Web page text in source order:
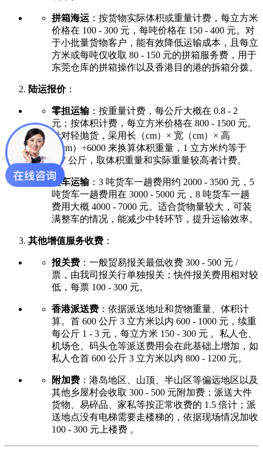
拼箱海运 ：按货物实际体积或重量计费，每立方米
价格在 100 - 300 元，每吨价格在 150 - 400 元。对
于小批量货物客户，能有效降低运输成本，且每立
方米或每吨仅收取 80 - 150 元的拼箱服务费，用于
东莞仓库的拼箱操作以及香港目的港的拆箱分拨。
陆运报价：
零担运输：按重量计费，每公斤大概在 0.8 - 2
元；按体积计费，每立方米价格在 800 - 1500 元。
针对轻抛货，采用长（cm）× 宽（cm）× 高
（cm）÷6000 来换算体积重量，1 立方米约等于
167 公斤，取体积重量和实际重量较高者计费。
整车运输：3 吨货车一趟费用约 2000 - 3500 元，5
吨货车一趟费用在 3000 - 5000 元，8 吨货车一趟
费用大概 4000 - 7000 元。适合货物量较大，可装
满整车的情况，能减少中转环节，提升运输效率。
其他增值服务收费 ：
报关费 ：一般贸易报关最低收费 300 - 500 元 /
票，由我司报关行单独报关；快件报关费用相对较
低，每票 100 - 300 元。
香港派送费 ：依据派送地址和货物重量、体积计
算。首 600 公斤 3 立方米以内 600 - 1000 元，续重
每公斤 1 - 3 元，每立方米 150 - 300 元 。私人仓、
机场仓、码头仓等派送费用会在此基础上增加，如
私人仓首 600 公斤 3 立方米以内 800 - 1200 元。
附加费 ：港岛地区、山顶、半山区等偏远地区以及
其他乡屋村会收取 300 - 500 元附加费；派送大件
货物、易碎品、家私等按正常收费的 1.5 倍计；派
送地点没有电梯需要走楼梯的，依据现场情况加收
100 - 300 元上楼费 。